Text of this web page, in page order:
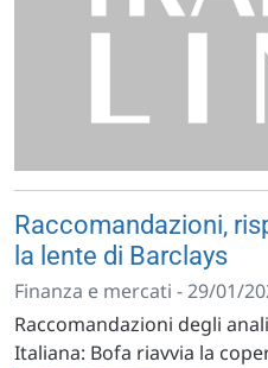
Raccomandazioni,
la lente di Barclays
Finanza e mercati - 29/01/
Raccomandazioni degli
Italiana: Bofa riavvia la